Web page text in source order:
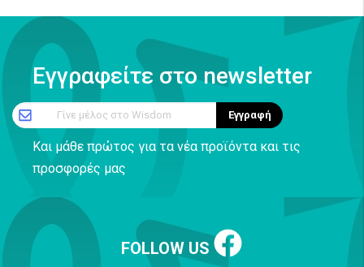
Εγγραφείτε στο newsletter
Γίνε μέλος στο Wisdom Εγγραφή
Και μάθε πρώτος για τα νέα προϊόντα και τις
προσφορές μας
FOLLOW US